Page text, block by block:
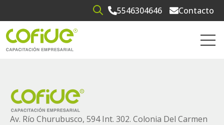
Open search5546304646 Contacto
Av. Río Churubusco, 594 Int. 302. Colonia Del Carmen